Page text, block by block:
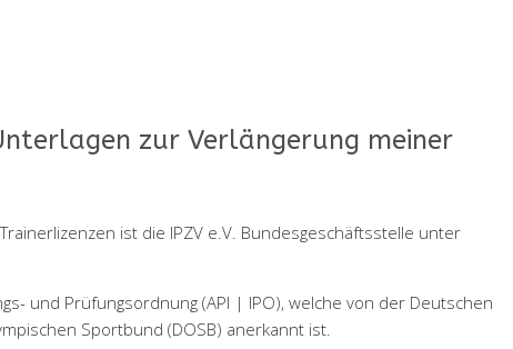
zur Verlängerung meiner
ist die IPZV e.V. Bundesgeschäftsstelle unter
und Prüfungsordnung (API | IPO), welche von der Deutschen
Sportbund (DOSB) anerkannt ist.